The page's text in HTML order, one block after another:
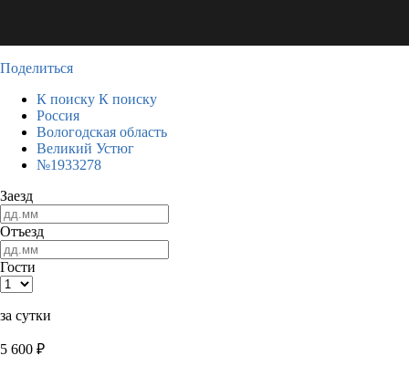
Поделиться
К поиску К поиску
Россия
Вологодская область
Великий Устюг
№1933278
Заезд
Отъезд
Гости
за сутки
5 600 ₽